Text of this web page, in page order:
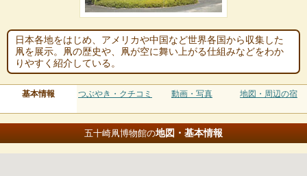
日本各地をはじめ、アメリカや中国など世界各国から収集した
凧を展示。凧の歴史や、凧が空に舞い上がる仕組みなどをわか
りやすく紹介している。
基本情報 つぶやき・クチコミ 動画・写真 地図・周辺の宿
五十崎凧博物館の地図・基本情報